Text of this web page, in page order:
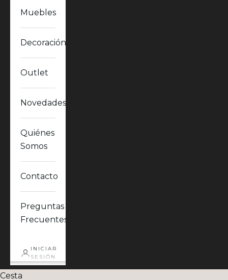
Muebles
Decoración
Outlet
Novedades
Quiénes
Somos
Contacto
Preguntas
Frecuentes
INICIAR
SESIÓN
Cesta